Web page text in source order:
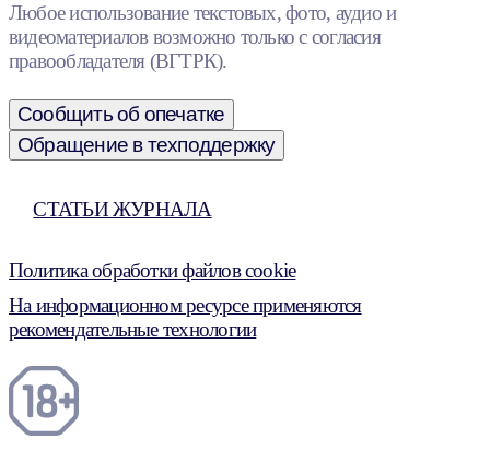
Любое использование текстовых, фото, аудио и
видеоматериалов возможно только с согласия
правообладателя (ВГТРК).
Сообщить об опечатке
Обращение в техподдержку
СТАТЬИ ЖУРНАЛА
Политика обработки файлов cookie
На информационном ресурсе применяются
рекомендательные технологии